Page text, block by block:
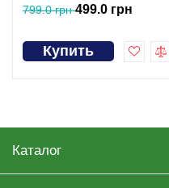
799.0 грн499.0 грн
Купить
Каталог